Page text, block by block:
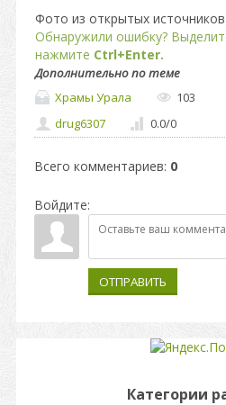
Фото из открытых источников
Обнаружили ошибку?
нажмите Ctrl+Enter.
Дополнительно по теме
Храмы Урала
103
drug6307
0.0/0
Всего комментариев: 0
Войдите:
ОТПРАВИТЬ
Категории